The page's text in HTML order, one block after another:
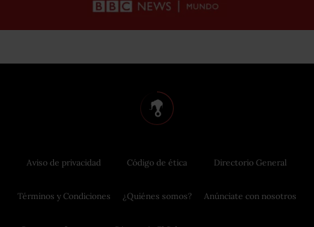
Aviso de privacidad
Términos y Condiciones
Código de ética
¿Quiénes somos?
Directorio General
Anúnciate con nosotros